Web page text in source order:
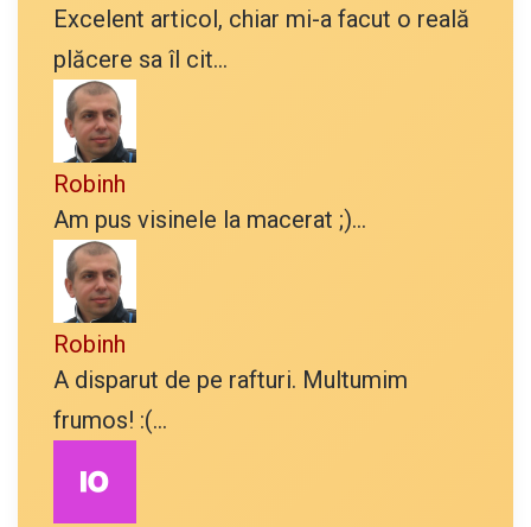
Excelent articol, chiar mi-a facut o reală
plăcere sa îl cit...
Robinh
Am pus visinele la macerat ;)...
Robinh
A disparut de pe rafturi. Multumim
frumos! :(...